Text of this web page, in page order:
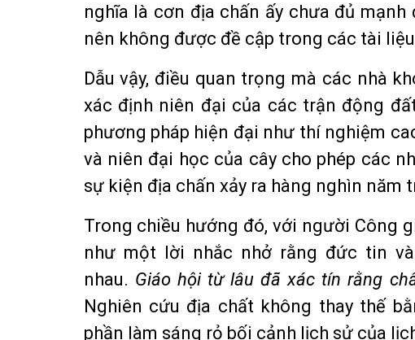
nghĩa là cơn địa chấn ấy chưa đủ
nên không được đề cập trong các tài
Dẫu vậy, điều quan trọng mà các nhà
xác định niên đại của các trận động
phương pháp hiện đại như thí nghiệm
và niên đại học của cây cho phép các
sự kiện địa chấn xảy ra hàng nghìn năm
Trong chiều hướng đó, với người Công
như một lời nhắc nhở rằng đức tin
nhau. Giáo hội từ lâu đã xác tín rằng
Nghiên cứu địa chất không thay thế
phần làm sáng rỏ bối cảnh lịch sử của